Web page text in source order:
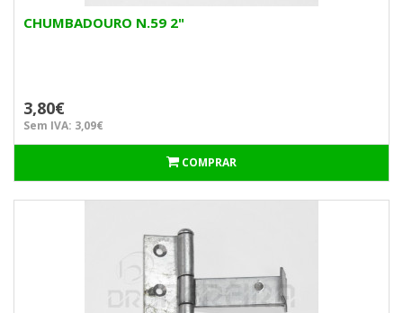
CHUMBADOURO N.59 2"
3,80€
Sem IVA: 3,09€
COMPRAR